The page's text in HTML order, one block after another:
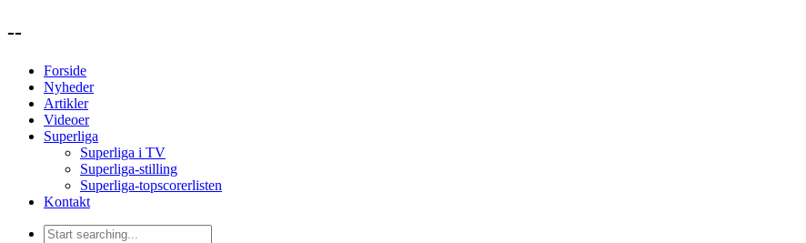
--
Forside
Nyheder
Artikler
Videoer
Superliga
Superliga i TV
Superliga-stilling
Superliga-topscorerlisten
Kontakt